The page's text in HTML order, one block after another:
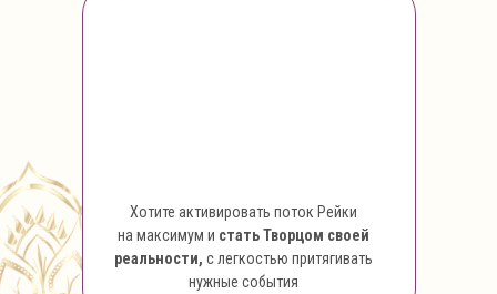
Хотите активировать поток Рейки
на максимум и стать Творцом своей
реальности, с легкостью притягивать
нужные события